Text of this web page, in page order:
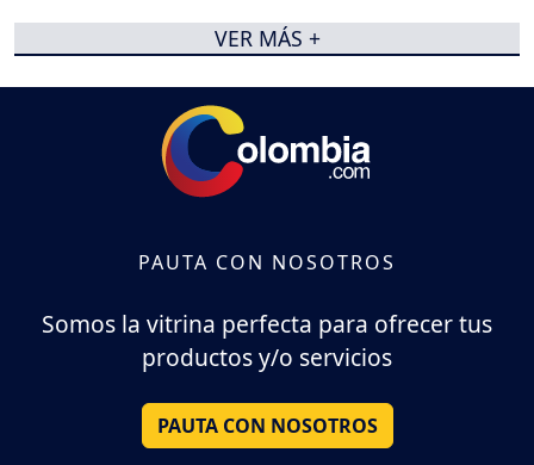
VER MÁS +
PAUTA CON NOSOTROS
Somos la vitrina perfecta para ofrecer tus
productos y/o servicios
PAUTA CON NOSOTROS